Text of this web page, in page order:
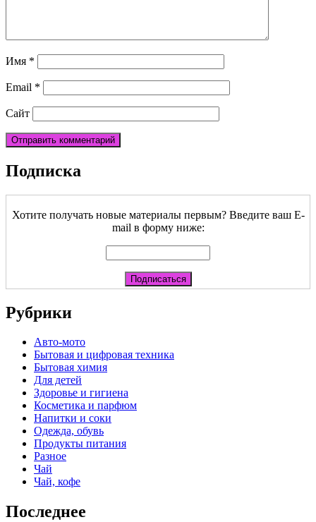
Имя *
Email *
Сайт
Подписка
Хотите получать новые материалы первым? Введите ваш E-
mail в форму ниже:
Рубрики
Авто-мото
Бытовая и цифровая техника
Бытовая химия
Для детей
Здоровье и гигиена
Косметика и парфюм
Напитки и соки
Одежда, обувь
Продукты питания
Разное
Чай
Чай, кофе
Последнее